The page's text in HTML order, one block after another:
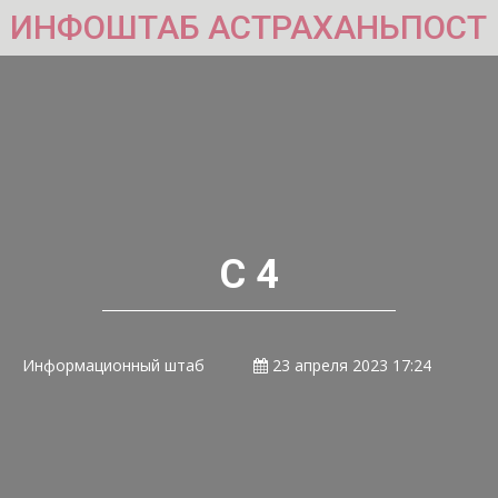
ИНФОШТАБ АСТРАХАНЬПОСТ
С 4
Информационный штаб 23 апреля 2023 17:24